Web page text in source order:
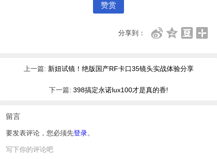
赞赏
分享到：
上一篇: 新妞试镜！绝版国产RF卡口35镜头实战体验分享
下一篇: 398搞定永诺lux100才是真的香!
留言
要发表评论，您必须先登录。
写下你的评论吧